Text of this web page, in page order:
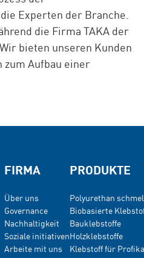
Experten der Branche.
die Firma TAKA der
bieten unseren Kunden
zum Aufbau einer
FIRMA
Über uns
Governance
Nachhaltigkeit
Soziale initiativen
Arbeite mit uns
PRODUKTE
Polyurethan
Biobasierte
Bauklebstoffe
Holzklebstoffe
Klebstoff für